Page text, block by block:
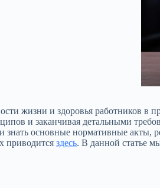
жизни и здоровья работников
и заканчивая детальными
знать основные нормативные
приводится здесь. В данной статье